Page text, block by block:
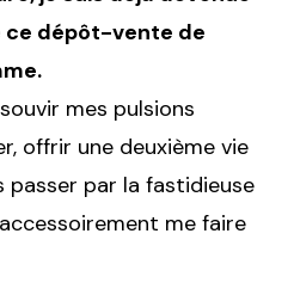
ce dépôt-vente de
mes pulsions
offrir une deuxième vie
passer par la fastidieuse
me faire